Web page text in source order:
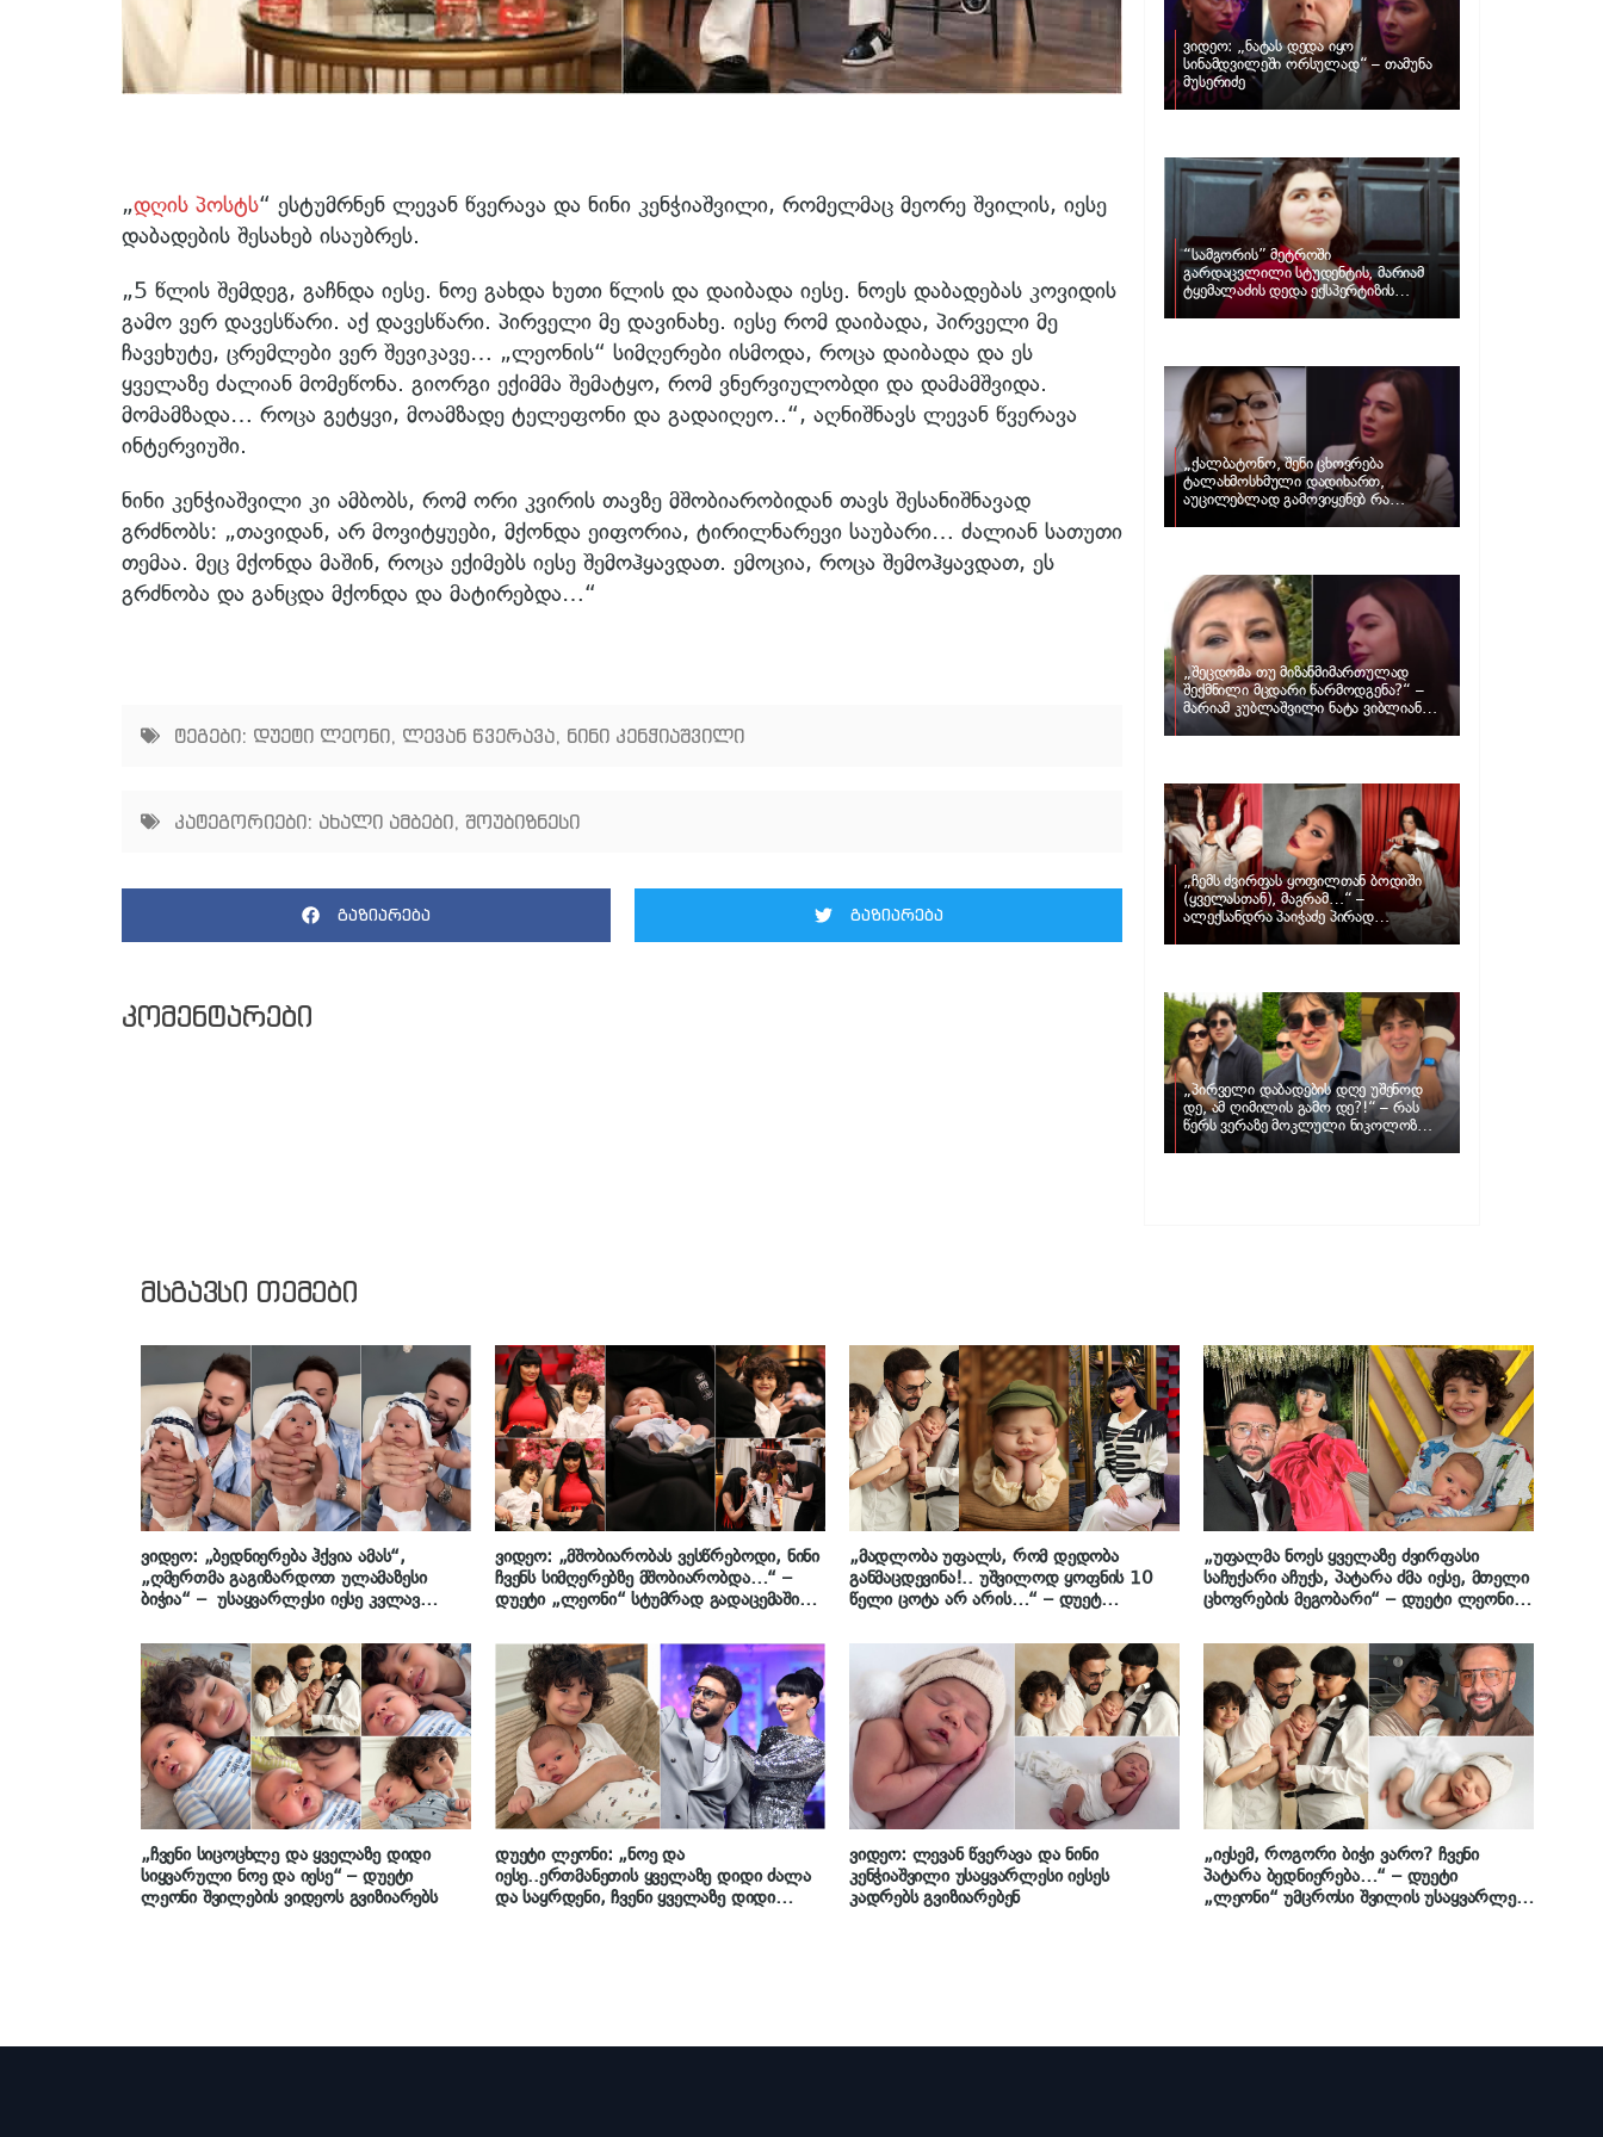
„დღის პოსტს“ ესტუმრნენ ლევან წვერავა და ნინი კენჭიაშვილი, რომელმაც მეორე შვილის, იესე
დაბადების შესახებ ისაუბრეს.
„5 წლის შემდეგ, გაჩნდა იესე. ნოე გახდა ხუთი წლის და დაიბადა იესე. ნოეს დაბადებას კოვიდის
გამო ვერ დავესწარი. აქ დავესწარი. პირველი მე დავინახე. იესე რომ დაიბადა, პირველი მე
ჩავეხუტე, ცრემლები ვერ შევიკავე… „ლეონის“ სიმღერები ისმოდა, როცა დაიბადა და ეს
ყველაზე ძალიან მომეწონა. გიორგი ექიმმა შემატყო, რომ ვნერვიულობდი და დამამშვიდა.
მომამზადა… როცა გეტყვი, მოამზადე ტელეფონი და გადაიღეო..“, აღნიშნავს ლევან წვერავა
ინტერვიუში.
ნინი კენჭიაშვილი კი ამბობს, რომ ორი კვირის თავზე მშობიარობიდან თავს შესანიშნავად
გრძნობს: „თავიდან, არ მოვიტყუები, მქონდა ეიფორია, ტირილნარევი საუბარი… ძალიან სათუთი
თემაა. მეც მქონდა მაშინ, როცა ექიმებს იესე შემოჰყავდათ. ემოცია, როცა შემოჰყავდათ, ეს
გრძნობა და განცდა მქონდა და მატირებდა…“
ტეგები: დუეტი ლეონი, ლევან წვერავა, ნინი კენჭიაშვილი
კატეგორიები: ახალი ამბები, შოუბიზნესი
გაზიარება გაზიარება
კომენტარები
ვიდეო: „ნატას დედა იყო
სინამდვილეში ორსულად“ – თამუნა
მუსერიძე
“სამგორის” მეტროში
გარდაცვლილი სტუდენტის, მარიამ
ტყემალაძის დედა ექსპერტიზის
პასუხს აქვეყნებს – რა გახდა გოგონას
„ქალბატონო, შენი ცხოვრება
ტალახმოსხმული დადიხართ,
აუცილებლად გამოვიყენებ რა
ინფორმაციაც მაქვს“… – რა
„შეცდომა თუ მიზანმიმართულად
შექმნილი მცდარი წარმოდგენა?“ –
მარიამ კუბლაშვილი ნატა ვიბლიანის
საქმეზე ვიდეომიმართვას ავრცელებს
„ჩემს ძვირფას ყოფილთან ბოდიში
(ყველასთან), მაგრამ…“ –
ალექსანდრა პაიჭაძე პირად
„პირველი დაბადების დღე უშენოდ
დე, ამ ღიმილის გამო დე?!“ – რას
წერს ვერაზე მოკლული ნიკოლოზ
ღუნაშვილის დედა
მსგავსი თემები
ვიდეო: „ბედნიერება ჰქვია ამას“,
„ღმერთმა გაგიზარდოთ ულამაზესი
ბიჭია“ – უსაყვარლესი იესე კვლავ
სახალისო ვიდეოს აქვეყნებს
ვიდეო: „მშობიარობას ვესწრებოდი, ნინი
ჩვენს სიმღერებზე მშობიარობდა…“ –
დუეტი „ლეონი“ სტუმრად გადაცემაში
„მადლობა უფალს, რომ დედობა
განმაცდევინა!.. უშვილოდ ყოფნის 10
წელი ცოტა არ არის…“ – დუეტ
უვლის
„უფალმა ნოეს ყველაზე ძვირფასი
საჩუქარი აჩუქა, პატარა ძმა იესე, მთელი
ცხოვრების მეგობარი“ – დუეტი ლეონი
„ჩვენი სიცოცხლე და ყველაზე დიდი
სიყვარული ნოე და იესე“ – დუეტი
ლეონი შვილების ვიდეოს გვიზიარებს
დუეტი ლეონი: „ნოე და
იესე..ერთმანეთის ყველაზე დიდი ძალა
და საყრდენი, ჩვენი ყველაზე დიდი
ვიდეო: ლევან წვერავა და ნინი
კენჭიაშვილი უსაყვარლესი იესეს
კადრებს გვიზიარებენ
„იესემ, როგორი ბიჭი ვარო? ჩვენი
პატარა ბედნიერება…“ – დუეტი
„ლეონი“ უმცროსი შვილის უსაყვარლეს